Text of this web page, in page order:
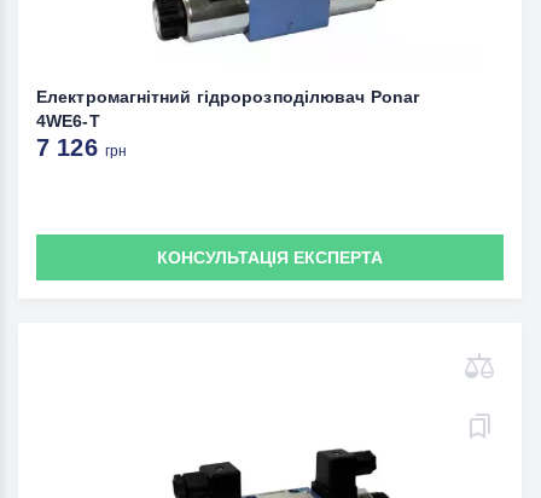
Електромагнітний гідророзподілювач Ponar
4WE6-T
7 126 грн
КОНСУЛЬТАЦІЯ ЕКСПЕРТА